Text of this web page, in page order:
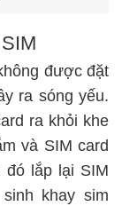
được đặt
ra sóng yếu.
ra khỏi khe
và SIM card
đó lắp lại SIM
khay sim